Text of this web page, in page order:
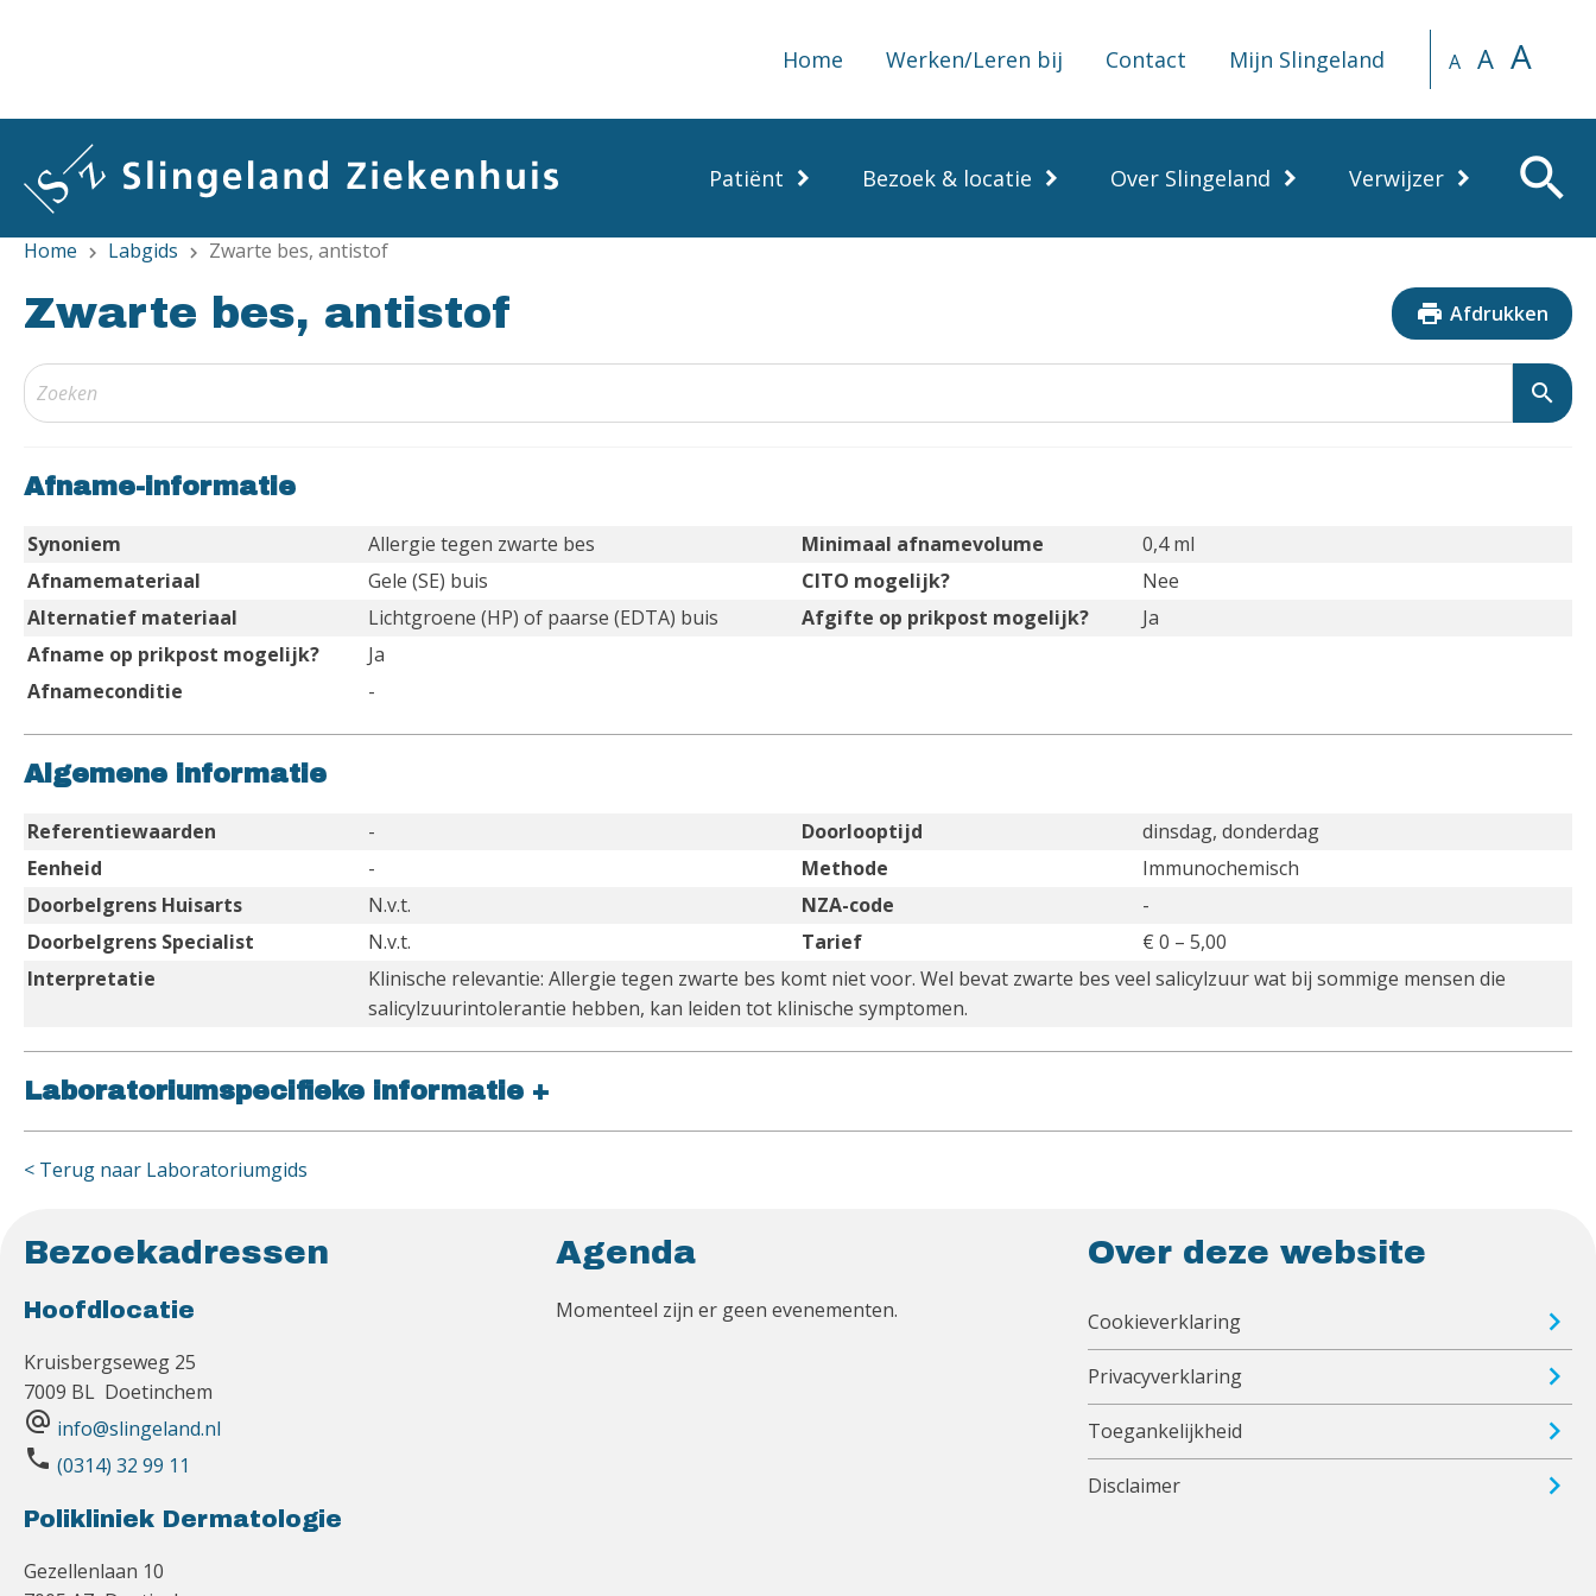
Home Werken/Leren bij Contact Mijn Slingeland A A A
Patiënt Bezoek & locatie Over Slingeland Verwijzer search
Home chevron_right Labgids chevron_right Zwarte bes, antistof
Zwarte bes, antistof print Afdrukken
search
Afname-informatie
Synoniem Allergie tegen zwarte bes Minimaal afnamevolume
0,4 ml
Afnamemateriaal
Gele (SE) buis CITO mogelijk?
Nee
Alternatief materiaal
Lichtgroene (HP) of paarse (EDTA) buis Afgifte op prikpost mogelijk?
Ja
Afname op prikpost mogelijk?
Ja
Afnameconditie
-
Algemene informatie
Referentiewaarden - Doorlooptijd
dinsdag, donderdag
Eenheid
- Methode
Immunochemisch
Doorbelgrens Huisarts
N.v.t. NZA-code
-
Doorbelgrens Specialist
N.v.t. Tarief
€ 0 – 5,00
Interpretatie
Klinische relevantie: Allergie tegen zwarte bes komt niet voor. Wel bevat zwarte bes veel salicylzuur wat bij sommige mensen die
salicylzuurintolerantie hebben, kan leiden tot klinische symptomen.
Laboratoriumspecifieke informatie +
< Terug naar Laboratoriumgids
Bezoekadressen
Hoofdlocatie
Kruisbergseweg 25
7009 BL Doetinchem
alternate_email info@slingeland.nl
phone (0314) 32 99 11
Polikliniek Dermatologie
Gezellenlaan 10
Agenda
Momenteel zijn er geen evenementen.
Over deze website
Cookieverklaring
Privacyverklaring
Toegankelijkheid
Disclaimer